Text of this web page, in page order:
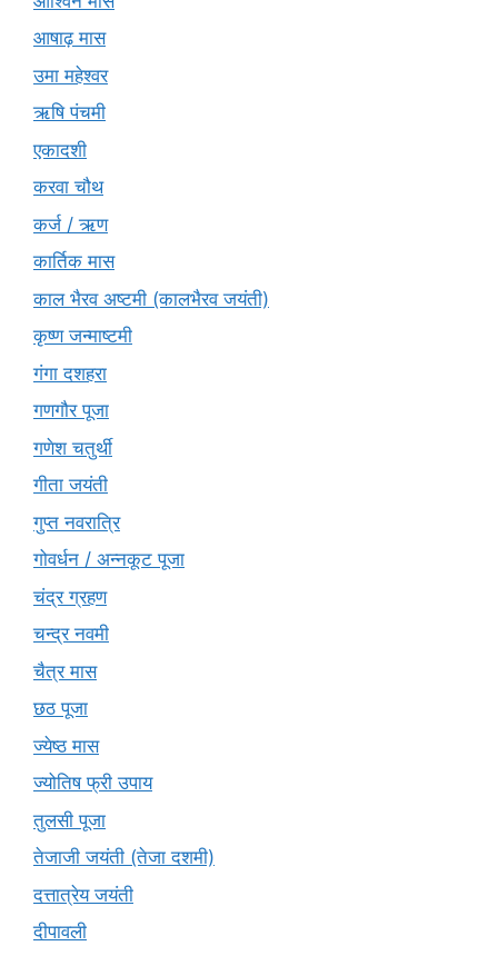
आषाढ़ मास
उमा महेश्वर
ऋषि पंचमी
एकादशी
करवा चौथ
कर्ज / ऋण
कार्तिक मास
काल भैरव अष्टमी (कालभैरव जयंती)
कृष्ण जन्माष्टमी
गंगा दशहरा
गणगौर पूजा
गणेश चतुर्थी
गीता जयंती
गुप्त नवरात्रि
गोवर्धन / अन्नकूट पूजा
चंद्र ग्रहण
चन्द्र नवमी
चैत्र मास
छठ पूजा
ज्येष्ठ मास
ज्योतिष फ्री उपाय
तुलसी पूजा
तेजाजी जयंती (तेजा दशमी)
दत्तात्रेय जयंती
दीपावली